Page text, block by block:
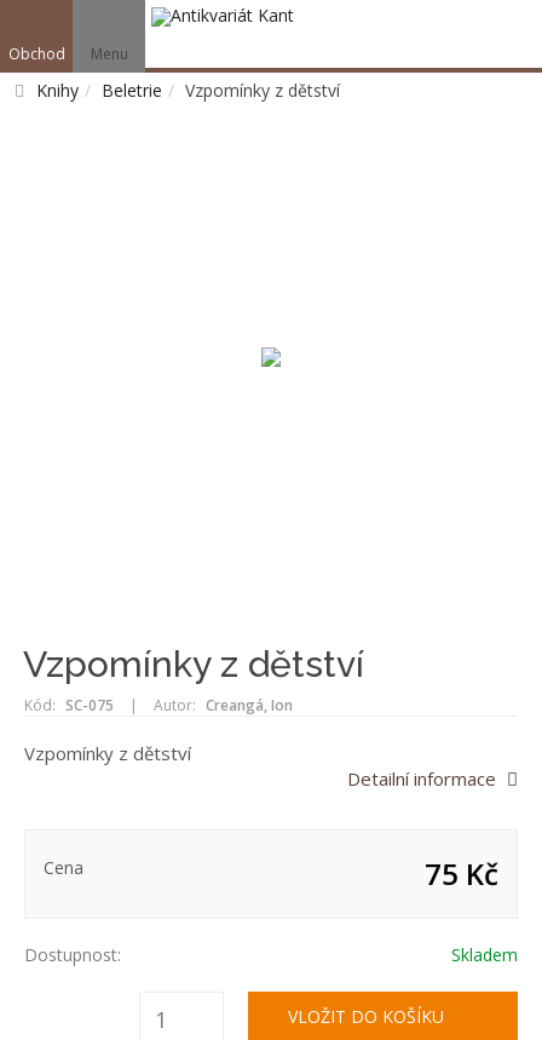
Obchod Menu
Knihy Beletrie Vzpomínky z dětství
Vzpomínky z dětství
Kód: SC-075 | Autor: Creangá, Ion
Vzpomínky z dětství
Detailní informace
Cena 75 Kč
Dostupnost: Skladem